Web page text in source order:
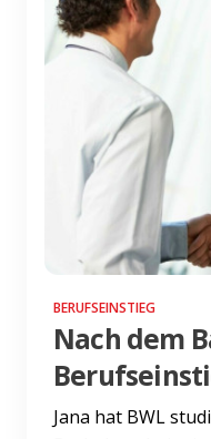
BERUFSEINSTIEG
Nach dem
Jana hat BWL